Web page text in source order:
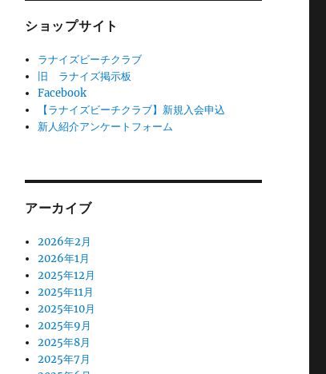
ショップサイト
ラナイズビーチクラブ
旧 ラナイズ掲示板
Facebook
【ラナイズビーチクラブ】新規入会申込
新人紹介アンケートフォーム
アーカイブ
2026年2月
2026年1月
2025年12月
2025年11月
2025年10月
2025年9月
2025年8月
2025年7月